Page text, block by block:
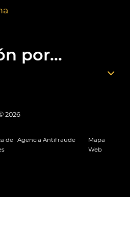
por...
2026
de Agencia Antifraude
Mapa
Web